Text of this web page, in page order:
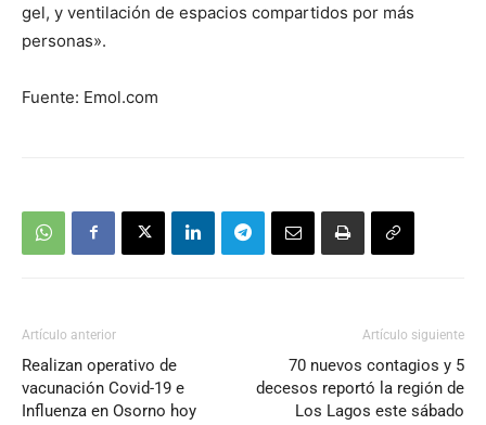
gel, y ventilación de espacios compartidos por más
personas».
Fuente: Emol.com
Artículo anterior
Realizan operativo de
vacunación Covid-19 e
Influenza en Osorno hoy
Artículo siguiente
70 nuevos contagios y 5
decesos reportó la región de
Los Lagos este sábado